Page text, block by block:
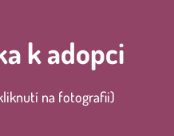
k adopci
na fotografii)